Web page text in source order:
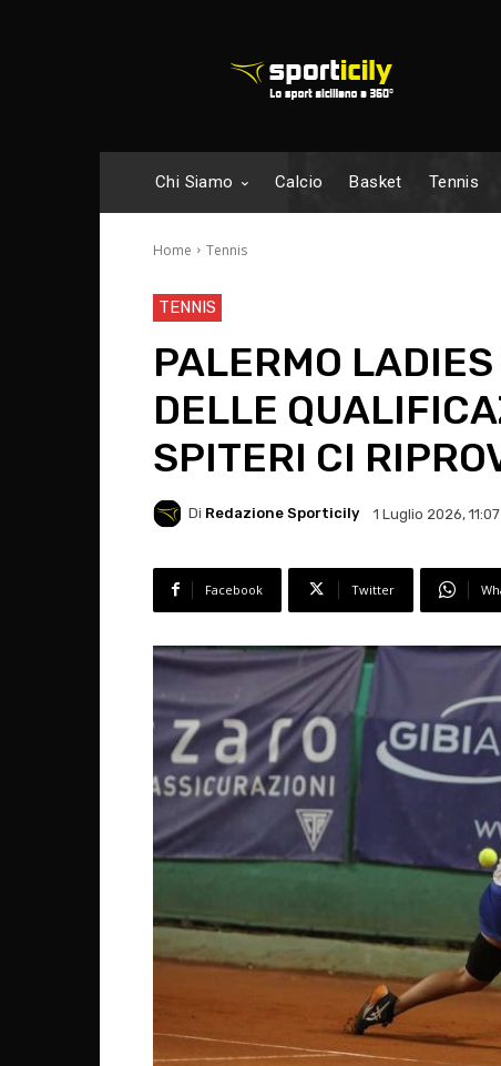
Chi Siamo Calcio Basket Tennis
Home Tennis
TENNIS
PALERMO
DELLE
SPITERI CI
Di Redazione Sporticily 1 Luglio 2026, 11:07
Facebook Twitter